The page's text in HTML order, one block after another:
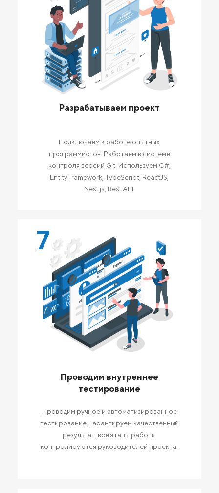
Разрабатываем проект
Подключаем к работе опытных
программистов. Работаем в системе
контроля версий Git. Используем C#,
EntityFramework, TypeScript, ReactJS,
Nest.js, Rest API.
7
Проводим внутреннее
тестирование
Проводим ручное и автоматизированное
тестирование. Гарантируем качественный
результат: все этапы работы
контролируются руководителей проекта.